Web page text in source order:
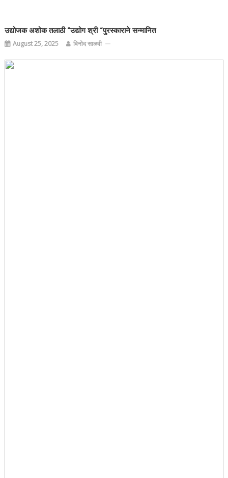
उद्योजक अशोक तलाठी “उद्योग श्री “पुरस्काराने सन्मानित
August 25, 2025 विनोद साळवी